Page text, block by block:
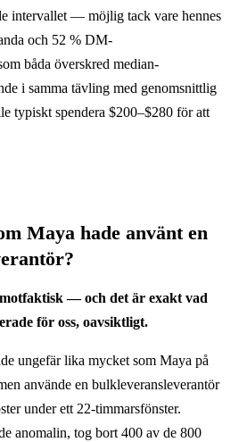
intervallet — möjlig tack vare hennes
och 52 % DM-
båda överskred median­
i samma tävling med genomsnittlig
typiskt spendera $200–$280 för att
Maya hade använt en
— och det är exakt vad
för oss, oavsiktligt.
ungefär lika mycket som Maya på
använde en bulkleveransleverantör
under ett 22-timmars­fönster.
anomalin, tog bort 400 av de 800